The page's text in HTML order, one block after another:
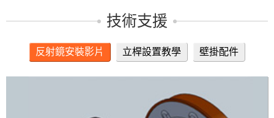
技術支援
反射鏡安裝影片 立桿設置教學 壁掛配件